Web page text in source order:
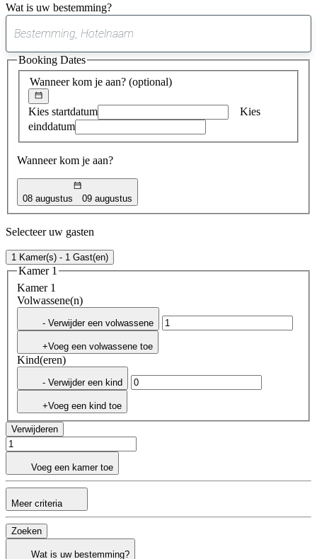
Wat is uw bestemming?
suggestie
gevonden
Wanneer kom je aan? (optional)
Kies startdatum
Kies
einddatum
Wanneer kom je aan?
08 augustus 09 augustus
Booking Dates
Selecteer uw gasten
1 Kamer(s) - 1 Gast(en)
Kamer 1
Kamer 1
Volwassene(n)
- Verwijder een volwassene
+Voeg een volwassene toe
Kind(eren)
- Verwijder een kind
+Voeg een kind toe
Verwijderen
Voeg een kamer toe
Meer criteria
Zoeken
Wat is uw bestemming?